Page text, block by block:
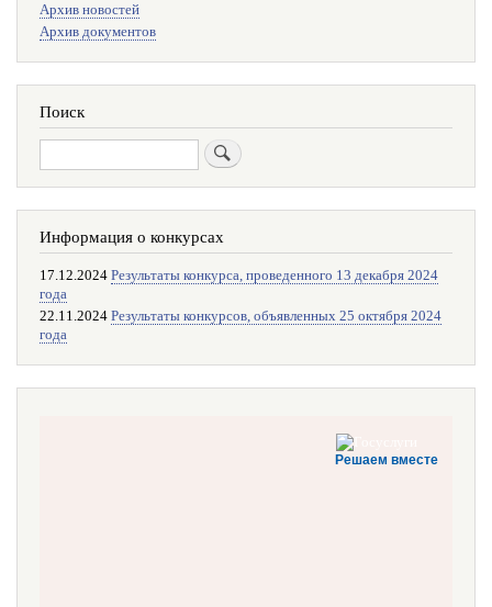
поиска
Архив новостей
Архив документов
Поиск
Поиск
Информация о конкурсах
17.12.2024 Результаты конкурса, проведенного 13 декабря 2024
года
22.11.2024 Результаты конкурсов, объявленных 25 октября 2024
года
Решаем вместе